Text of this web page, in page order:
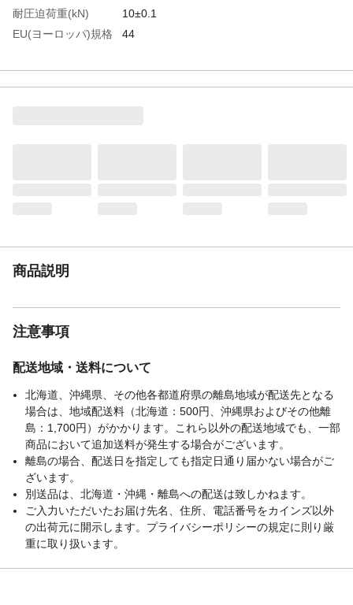
耐圧迫荷重(kN)
10±0.1
EU(ヨーロッパ)規格
44
UK(イギリス)規格サ
イズ
9
材質4
中敷：EVAカップインソール(穴あき＋クッ
商品説明
注意事項
配送地域・送料について
北海道、沖縄県、その他各都道府県の離島地域が配送先となる
場合は、地域配送料（北海道：500円、沖縄県およびその他離
島：1,700円）がかかります。これら以外の配送地域でも、一部
商品において追加送料が発生する場合がございます。
離島の場合、配送日を指定しても指定日通り届かない場合がご
ざいます。
別送品は、北海道・沖縄・離島への配送は致しかねます。
ご入力いただいたお届け先名、住所、電話番号をカインズ以外
の出荷元に開示します。プライバシーポリシーの規定に則り厳
重に取り扱います。